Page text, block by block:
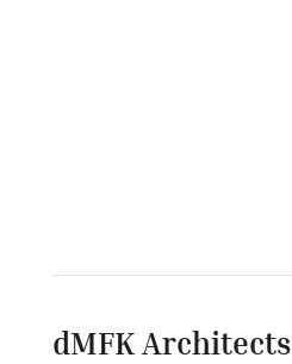
dMFK Architects